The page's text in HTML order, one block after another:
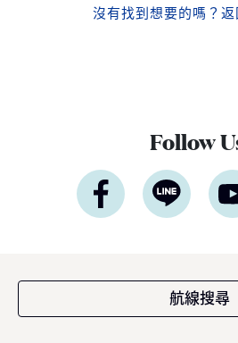
沒有找到想要的嗎？ 返
Follow
航線搜尋